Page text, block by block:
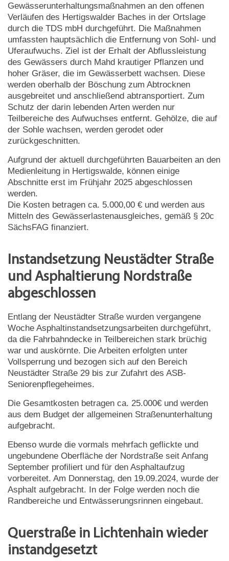
Gewässerunterhaltungsmaßnahmen an den offenen
Verläufen des Hertigswalder Baches in der Ortslage
durch die TDS mbH durchgeführt. Die Maßnahmen
umfassten hauptsächlich die Entfernung von Sohl- und
Uferaufwuchs. Ziel ist der Erhalt der Abflussleistung
des Gewässers durch Mahd krautiger Pflanzen und
hoher Gräser, die im Gewässerbett wachsen. Diese
werden oberhalb der Böschung zum Abtrocknen
ausgebreitet und anschließend abtransportiert. Zum
Schutz der darin lebenden Arten werden nur
Teilbereiche des Aufwuchses entfernt. Gehölze, die auf
der Sohle wachsen, werden gerodet oder
zurückgeschnitten.
Aufgrund der aktuell durchgeführten Bauarbeiten an den
Medienleitung in Hertigswalde, können einige
Abschnitte erst im Frühjahr 2025 abgeschlossen
werden.
Die Kosten betragen ca. 5.000,00 € und werden aus
Mitteln des Gewässerlastenausgleiches, gemäß § 20c
SächsFAG finanziert.
Instandsetzung Neustädter Straße
und Asphaltierung Nordstraße
abgeschlossen
Entlang der Neustädter Straße wurden vergangene
Woche Asphaltinstandsetzungsarbeiten durchgeführt,
da die Fahrbahndecke in Teilbereichen stark brüchig
war und auskörnte. Die Arbeiten erfolgten unter
Vollsperrung und bezogen sich auf den Bereich
Neustädter Straße 29 bis zur Zufahrt des ASB-
Seniorenpflegeheimes.
Die Gesamtkosten betragen ca. 25.000€ und werden
aus dem Budget der allgemeinen Straßenunterhaltung
aufgebracht.
Ebenso wurde die vormals mehrfach geflickte und
ungebundene Oberfläche der Nordstraße seit Anfang
September profiliert und für den Asphaltaufzug
vorbereitet. Am Donnerstag, den 19.09.2024, wurde der
Asphalt aufgebracht. In der Folge werden noch die
Randbereiche und Entwässerungsrinnen eingebaut.
Querstraße in Lichtenhain wieder
instandgesetzt